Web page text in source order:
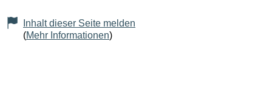
Inhalt dieser Seite melden
(Mehr Informationen)